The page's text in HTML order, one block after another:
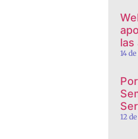
las
14
12